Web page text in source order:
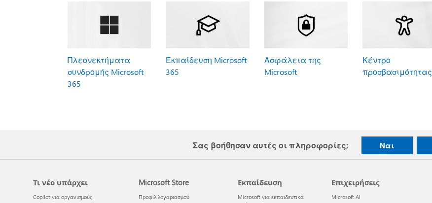
Πλεονεκτήματα
συνδρομής Microsoft
365
Εκπαίδευση Microsoft
365
Ασφάλεια της
Microsoft
Κέντρο
προσβασιμότητας
Σας βοήθησαν αυτές οι πληροφορίες; Ναι
Τι νέο υπάρχει
Copilot για οργανισμούς
Microsoft Store
Προφίλ λογαριασμού
Εκπαίδευση
Microsoft για εκπαιδευτικά
Επιχειρήσεις
Microsoft AI